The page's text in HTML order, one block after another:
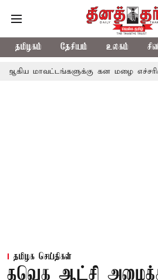
தமிழகம் தேசியம் உலகம்
கன மழை எச்சரிக்கை
தமிழக செய்திகள்
தவெக ஆட்சி